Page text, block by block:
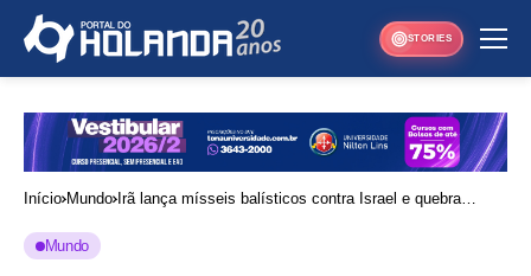
STORIES
Início Mundo Irã lança mísseis balísticos contra Israel e quebra
Mundo